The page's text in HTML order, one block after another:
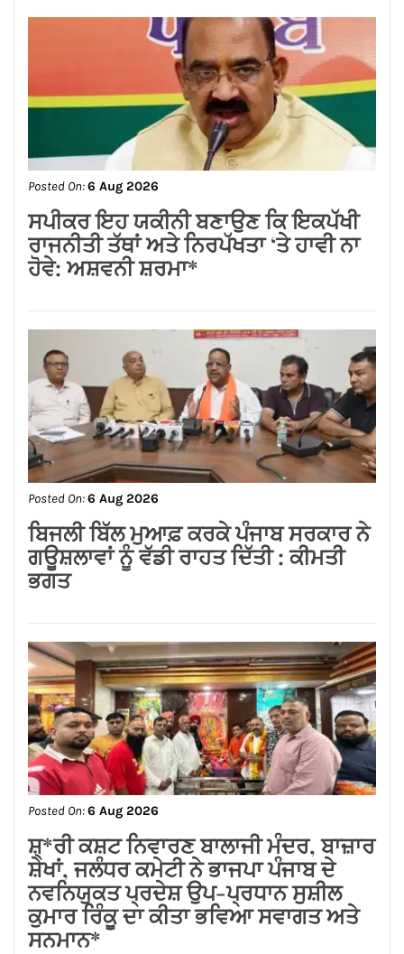
ਭਗਤ
Posted On:6 Aug 2026
ਸ਼੍*ਰੀ ਕਸ਼ਟ ਨਿਵਾਰਣ ਬਾਲਾਜੀ ਮੰਦਰ, ਬਾਜ਼ਾਰ
ਨਵਨਿਯੁਕਤ ਪ੍ਰਦੇਸ਼ ਉਪ-ਪ੍ਰਧਾਨ ਸੁਸ਼ੀਲ
ਕੁਮਾਰ ਰਿੰਕੂ ਦਾ ਕੀਤਾ ਭਵਿਆ ਸਵਾਗਤ ਅਤੇ
ਸਨਮਾਨ*
ਲੱਧੇਵਾਲੀ ਪਾਰਕ ਦੀ ਬਦਹਾਲੀ—ਵਿਕਾਸ ਦੇ
ਦਾਵਿਆਂ ਦੀ ਅਸਲੀ ਤਸਵੀਰ!
Posted On:6 Aug 2026
ਜਲੰਧਰ ਸੈਂਟਰਲ ਦੀਆਂ ਮਹਿਲਾਵਾਂ ਲਈ ਰੱਖੜੀ